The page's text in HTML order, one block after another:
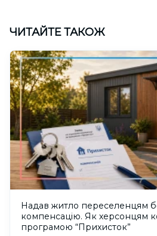
ЧИТАЙТЕ ТАКОЖ
Надав житло переселенцям
компенсацію. Як херсонцям користуватися
програмою “Прихисток”